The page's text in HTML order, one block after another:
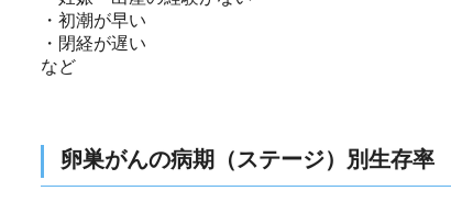
・初潮が早い
・閉経が遅い
など
卵巣がんの病期（ステージ）別生存率